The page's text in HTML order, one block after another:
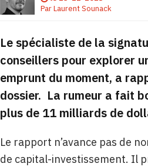
ParLaurent Sounack
Le spécialiste de la
conseillers pour explorer
emprunt du moment, a
dossier. La rumeur a fait
plus de 11 milliards de
Le rapport n’avance pas de
de capital-investissement. Il